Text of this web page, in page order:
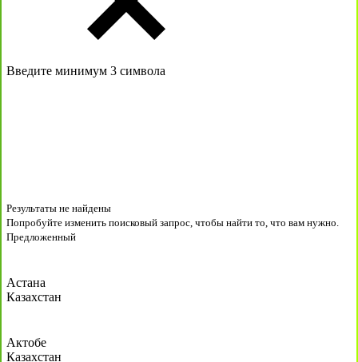
Введите минимум 3 символа
Результаты не найдены
Попробуйте изменить поисковый запрос, чтобы найти то, что вам нужно.
Предложенный
Астана
Казахстан
Актобе
Казахстан